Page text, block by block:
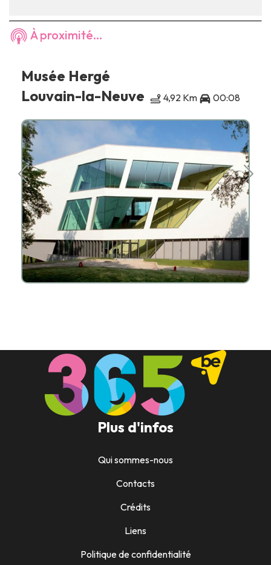
À proximité...
Musée Hergé
Louvain-la-Neuve
4,92 Km 00:08
Plus d'infos
Qui sommes-nous
Contacts
Crédits
Liens
Politique de confidentialité